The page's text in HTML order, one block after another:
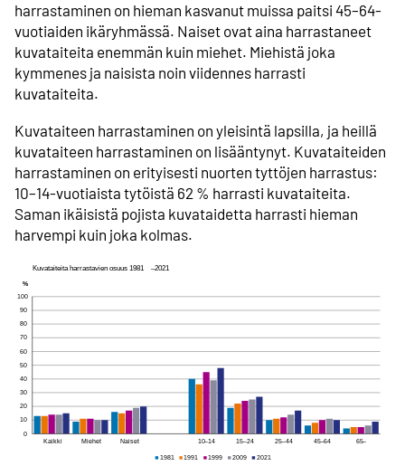
harrastaminen on hieman kasvanut muissa paitsi 45–64-
vuotiaiden ikäryhmässä. Naiset ovat aina harrastaneet
kuvataiteita enemmän kuin miehet. Miehistä joka
kymmenes ja naisista noin viidennes harrasti
kuvataiteita.
Kuvataiteen harrastaminen on yleisintä lapsilla, ja heillä
kuvataiteen harrastaminen on lisääntynyt. Kuvataiteiden
harrastaminen on erityisesti nuorten tyttöjen harrastus:
10–14-vuotiaista tytöistä 62 % harrasti kuvataiteita.
Saman ikäisistä pojista kuvataidetta harrasti hieman
harvempi kuin joka kolmas.